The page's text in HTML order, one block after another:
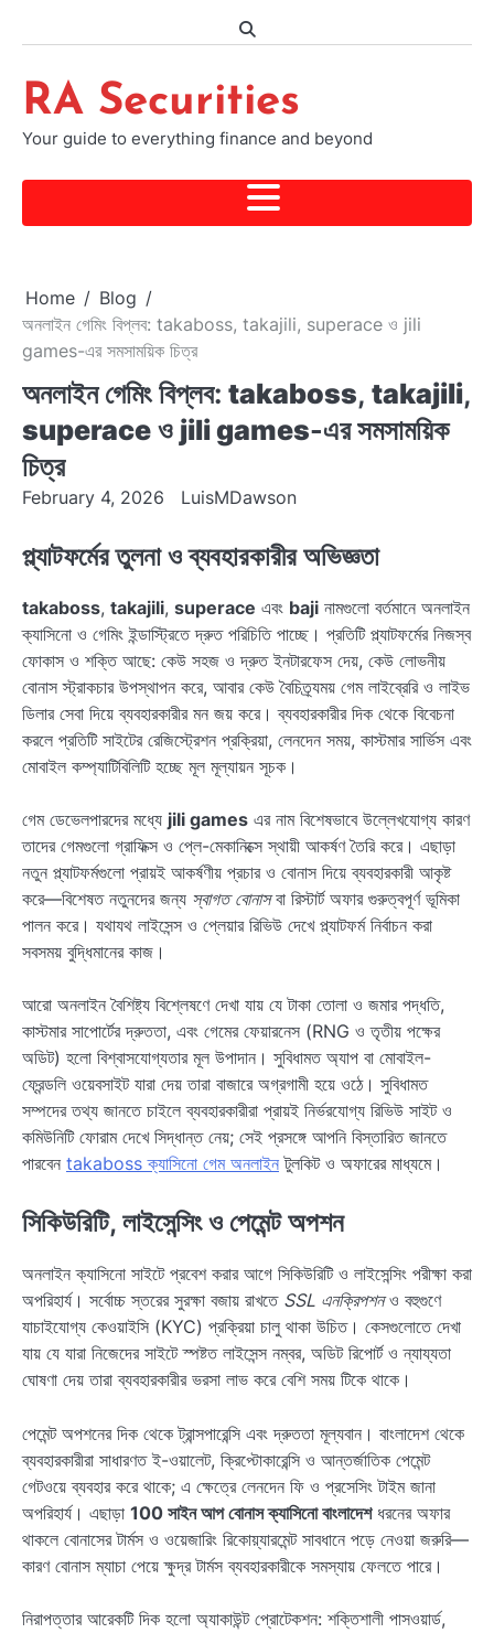
RA Securities
Your guide to everything finance and beyond
Home
Blog
অনলাইন গেমিং বিপ্লব: takaboss, takajili, superace ও jili
games-এর সমসাময়িক চিত্র
অনলাইন গেমিং বিপ্লব: takaboss, takajili,
superaceও jili games-এর সমসাময়িক
চিত্র
February 4, 2026 LuisMDawson
প্ল্যাটফর্মের তুলনা ও ব্যবহারকারীর অভিজ্ঞতা
takaboss, takajili, superace এবং baji নামগুলো বর্তমানে অনলাইন
ক্যাসিনো ও গেমিং ইন্ডাস্ট্রিতে দ্রুত পরিচিতি পাচ্ছে। প্রতিটি প্ল্যাটফর্মের নিজস্ব
ফোকাস ও শক্তি আছে: কেউ সহজ ও দ্রুত ইনটারফেস দেয়, কেউ লোভনীয়
বোনাস স্ট্রাকচার উপস্থাপন করে, আবার কেউ বৈচিত্র্যময় গেম লাইব্রেরি ও লাইভ
ডিলার সেবা দিয়ে ব্যবহারকারীর মন জয় করে। ব্যবহারকারীর দিক থেকে বিবেচনা
করলে প্রতিটি সাইটের রেজিস্ট্রেশন প্রক্রিয়া, লেনদেন সময়, কাস্টমার সার্ভিস এবং
মোবাইল কম্প্যাটিবিলিটি হচ্ছে মূল মূল্যায়ন সূচক।
গেম ডেভেলপারদের মধ্যে jili games এর নাম বিশেষভাবে উল্লেখযোগ্য কারণ
তাদের গেমগুলো গ্রাফিক্স ও প্লে-মেকানিক্সে স্থায়ী আকর্ষণ তৈরি করে। এছাড়া
নতুন প্ল্যাটফর্মগুলো প্রায়ই আকর্ষণীয় প্রচার ও বোনাস দিয়ে ব্যবহারকারী আকৃষ্ট
করে—বিশেষত নতুনদের জন্য স্বাগত বোনাসবা রিস্টার্ট অফার গুরুত্বপূর্ণ ভূমিকা
পালন করে। যথাযথ লাইসেন্স ও প্লেয়ার রিভিউ দেখে প্ল্যাটফর্ম নির্বাচন করা
সবসময় বুদ্ধিমানের কাজ।
আরো অনলাইন বৈশিষ্ট্য বিশ্লেষণে দেখা যায় যে টাকা তোলা ও জমার পদ্ধতি,
কাস্টমার সাপোর্টের দ্রুততা, এবং গেমের ফেয়ারনেস (RNG ও তৃতীয় পক্ষের
অডিট) হলো বিশ্বাসযোগ্যতার মূল উপাদান। সুবিধামত অ্যাপ বা মোবাইল-
ফ্রেন্ডলি ওয়েবসাইট যারা দেয় তারা বাজারে অগ্রগামী হয়ে ওঠে। সুবিধামত
সম্পদের তথ্য জানতে চাইলে ব্যবহারকারীরা প্রায়ই নির্ভরযোগ্য রিভিউ সাইট ও
কমিউনিটি ফোরাম দেখে সিদ্ধান্ত নেয়; সেই প্রসঙ্গে আপনি বিস্তারিত জানতে
পারবেন takaboss ক্যাসিনো গেম অনলাইন টুলকিট ও অফারের মাধ্যমে।
সিকিউরিটি, লাইসেন্সিং ও পেমেন্ট অপশন
অনলাইন ক্যাসিনো সাইটে প্রবেশ করার আগে সিকিউরিটি ও লাইসেন্সিং পরীক্ষা করা
অপরিহার্য। সর্বোচ্চ স্তরের সুরক্ষা বজায় রাখতে SSL এনক্রিপশনও বহুগুণে
যাচাইযোগ্য কেওয়াইসি (KYC) প্রক্রিয়া চালু থাকা উচিত। কেসগুলোতে দেখা
যায় যে যারা নিজেদের সাইটে স্পষ্টত লাইসেন্স নম্বর, অডিট রিপোর্ট ও ন্যায্যতা
ঘোষণা দেয় তারা ব্যবহারকারীর ভরসা লাভ করে বেশি সময় টিকে থাকে।
পেমেন্ট অপশনের দিক থেকে ট্রান্সপারেন্সি এবং দ্রুততা মূল্যবান। বাংলাদেশ থেকে
ব্যবহারকারীরা সাধারণত ই-ওয়ালেট, ক্রিপ্টোকারেন্সি ও আন্তর্জাতিক পেমেন্ট
গেটওয়ে ব্যবহার করে থাকে; এ ক্ষেত্রে লেনদেন ফি ও প্রসেসিং টাইম জানা
অপরিহার্য। এছাড়া 100 সাইন আপ বোনাস ক্যাসিনো বাংলাদেশধরনের অফার
থাকলে বোনাসের টার্মস ও ওয়েজারিং রিকোয়্যারমেন্ট সাবধানে পড়ে নেওয়া জরুরি—
কারণ বোনাস ম্যাচা পেয়ে ক্ষুদ্র টার্মস ব্যবহারকারীকে সমস্যায় ফেলতে পারে।
নিরাপত্তার আরেকটি দিক হলো অ্যাকাউন্ট প্রোটেকশন: শক্তিশালী পাসওয়ার্ড,